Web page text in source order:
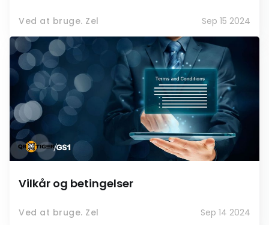
Ved at bruge. Zel Sep 15 2024
Vilkår og betingelser
Ved at bruge. Zel Sep 14 2024